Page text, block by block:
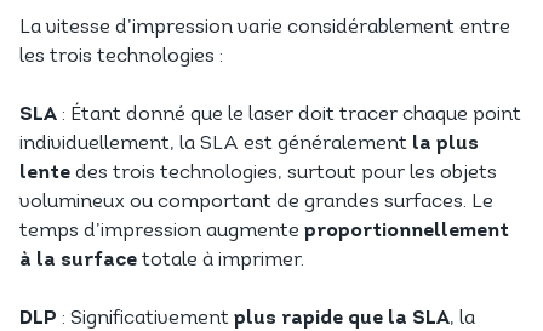
La vitesse d’impression varie considérablement entre
les trois technologies :
SLA : Étant donné que le laser doit tracer chaque point
individuellement, la SLA est généralement la plus
lente des trois technologies, surtout pour les objets
volumineux ou comportant de grandes surfaces. Le
temps d’impression augmente proportionnellement
à la surface totale à imprimer.
DLP : Significativement plus rapide que la SLA, la